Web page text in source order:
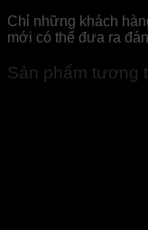
Chỉ những khách
mới có thể đưa ra
Sản phẩm tương